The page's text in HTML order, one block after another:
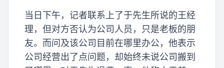
当日下午，记者联系上了于先生所说的王经
理，但对方否认为公司人员，只是老板的朋
友。而问及该公司目前在哪里办公，他表示
公司经营出了点问题，却始终未说公司搬到